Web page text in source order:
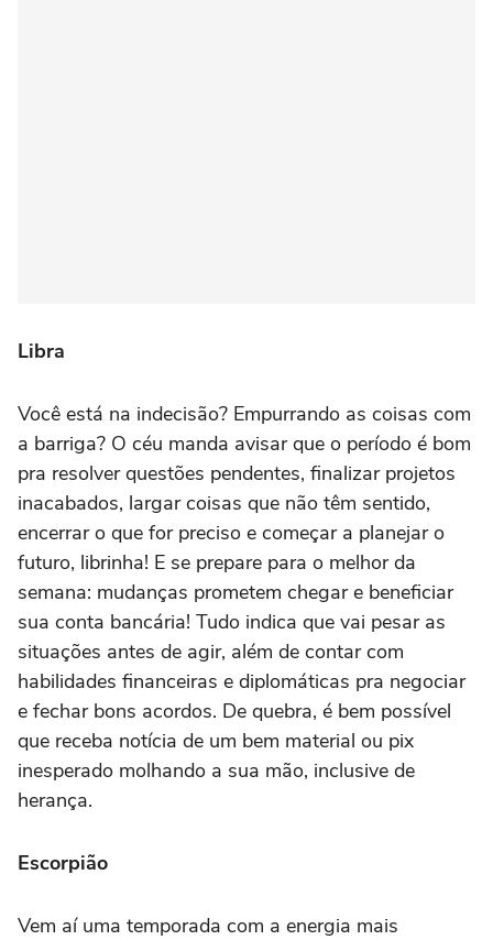
Libra
Você está na indecisão? Empurrando as coisas com
a barriga? O céu manda avisar que o período é bom
pra resolver questões pendentes, finalizar projetos
inacabados, largar coisas que não têm sentido,
encerrar o que for preciso e começar a planejar o
futuro, librinha! E se prepare para o melhor da
semana: mudanças prometem chegar e beneficiar
sua conta bancária! Tudo indica que vai pesar as
situações antes de agir, além de contar com
habilidades financeiras e diplomáticas pra negociar
e fechar bons acordos. De quebra, é bem possível
que receba notícia de um bem material ou pix
inesperado molhando a sua mão, inclusive de
herança.
Escorpião
Vem aí uma temporada com a energia mais